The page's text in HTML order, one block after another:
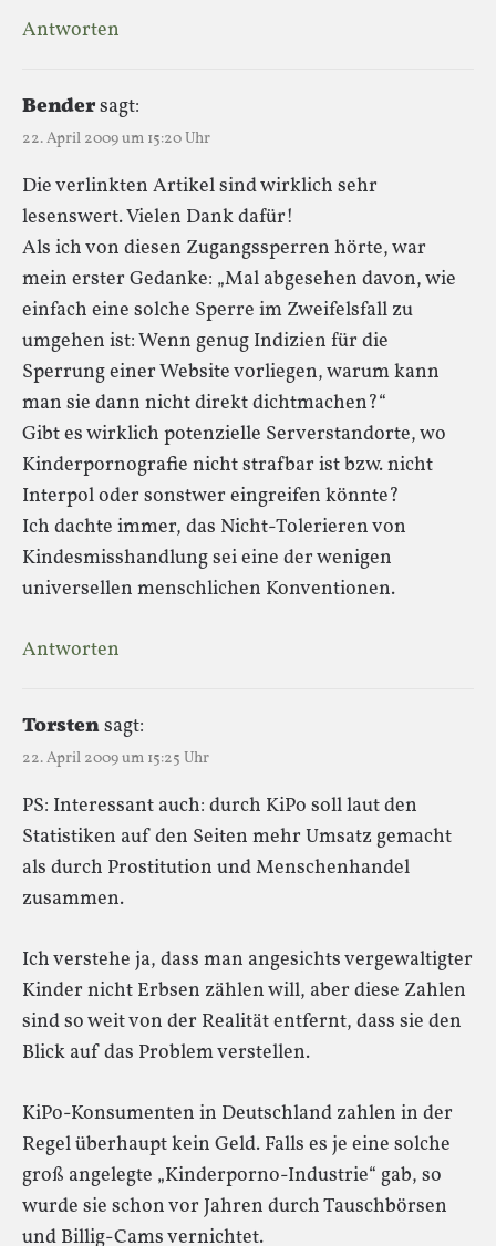
Antworten
Bendersagt:
22. April 2009 um 15:20 Uhr
Die verlinkten Artikel sind wirklich sehr
lesenswert. Vielen Dank dafür!
Als ich von diesen Zugangssperren hörte, war
mein erster Gedanke: „Mal abgesehen davon, wie
einfach eine solche Sperre im Zweifelsfall zu
umgehen ist: Wenn genug Indizien für die
Sperrung einer Website vorliegen, warum kann
man sie dann nicht direkt dichtmachen?“
Gibt es wirklich potenzielle Serverstandorte, wo
Kinderpornografie nicht strafbar ist bzw. nicht
Interpol oder sonstwer eingreifen könnte?
Ich dachte immer, das Nicht-Tolerieren von
Kindesmisshandlung sei eine der wenigen
universellen menschlichen Konventionen.
Antworten
Torstensagt:
22. April 2009 um 15:25 Uhr
PS: Interessant auch: durch KiPo soll laut den
Statistiken auf den Seiten mehr Umsatz gemacht
als durch Prostitution und Menschenhandel
zusammen.
Ich verstehe ja, dass man angesichts vergewaltigter
Kinder nicht Erbsen zählen will, aber diese Zahlen
sind so weit von der Realität entfernt, dass sie den
Blick auf das Problem verstellen.
KiPo-Konsumenten in Deutschland zahlen in der
Regel überhaupt kein Geld. Falls es je eine solche
groß angelegte „Kinderporno-Industrie“ gab, so
wurde sie schon vor Jahren durch Tauschbörsen
und Billig-Cams vernichtet.